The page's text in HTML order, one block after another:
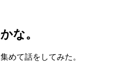
な。
めて話をしてみた。